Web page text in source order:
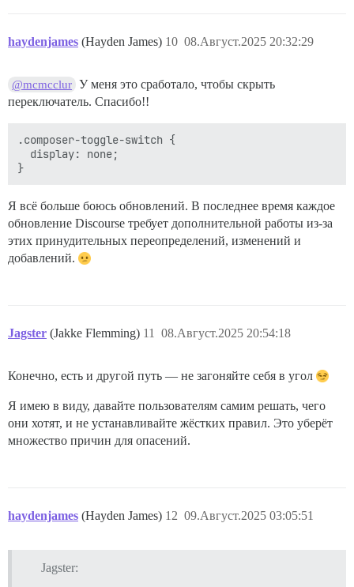
haydenjames (Hayden James) 08.Август.2025 20:32:29
10
@mcmcclur У меня это сработало, чтобы скрыть
переключатель. Спасибо!!
.composer-toggle-switch {
  display: none;
Я всё больше боюсь обновлений. В последнее время каждое
обновление Discourse требует дополнительной работы из-за
этих принудительных переопределений, изменений и
добавлений.
Jagster (Jakke Flemming) 08.Август.2025 20:54:18
11
Конечно, есть и другой путь — не загоняйте себя в угол
Я имею в виду, давайте пользователям самим решать, чего
они хотят, и не устанавливайте жёстких правил. Это уберёт
множество причин для опасений.
haydenjames (Hayden James) 09.Август.2025 03:05:51
12
Jagster: